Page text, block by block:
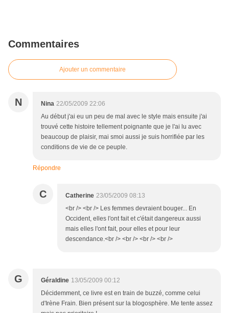
Commentaires
Ajouter un commentaire
N Nina 22/05/2009 22:06
Au début j'ai eu un peu de mal avec le style mais ensuite j'ai
trouvé cette histoire tellement poignante que je l'ai lu avec
beaucoup de plaisir, mai smoi aussi je suis horrifiée par les
conditions de vie de ce peuple.
Répondre
C Catherine 23/05/2009 08:13
<br /> <br /> Les femmes devraient bouger... En
Occident, elles l'ont fait et c'était dangereux aussi
mais elles l'ont fait, pour elles et pour leur
descendance.<br /> <br /> <br /> <br />
G Géraldine 13/05/2009 00:12
Décidemment, ce livre est en train de buzzé, comme celui
d'Irène Frain. Bien présent sur la blogosphère. Me tente assez